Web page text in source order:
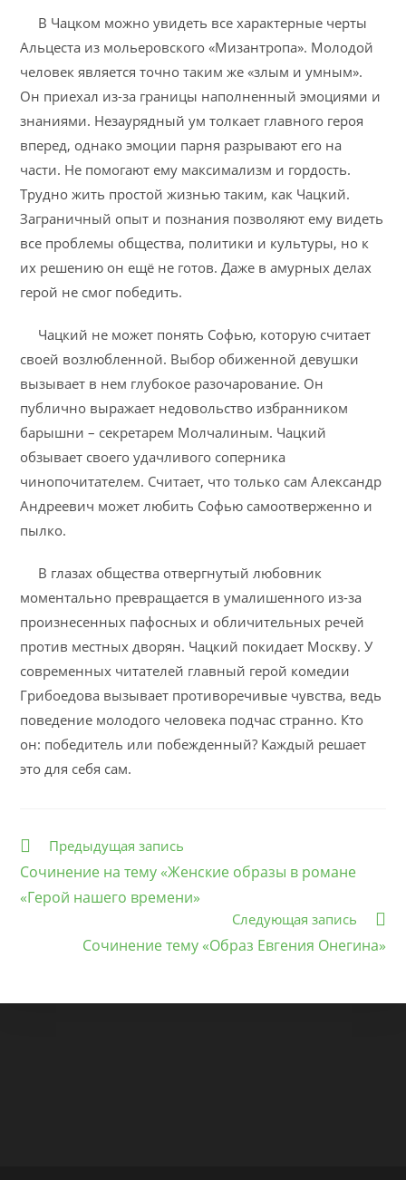
В Чацком можно увидеть все характерные черты
Альцеста из мольеровского «Мизантропа». Молодой
человек является точно таким же «злым и умным».
Он приехал из-за границы наполненный эмоциями и
знаниями. Незаурядный ум толкает главного героя
вперед, однако эмоции парня разрывают его на
части. Не помогают ему максимализм и гордость.
Трудно жить простой жизнью таким, как Чацкий.
Заграничный опыт и познания позволяют ему видеть
все проблемы общества, политики и культуры, но к
их решению он ещё не готов. Даже в амурных делах
герой не смог победить.
Чацкий не может понять Софью, которую считает
своей возлюбленной. Выбор обиженной девушки
вызывает в нем глубокое разочарование. Он
публично выражает недовольство избранником
барышни – секретарем Молчалиным. Чацкий
обзывает своего удачливого соперника
чинопочитателем. Считает, что только сам Александр
Андреевич может любить Софью самоотверженно и
пылко.
В глазах общества отвергнутый любовник
моментально превращается в умалишенного из-за
произнесенных пафосных и обличительных речей
против местных дворян. Чацкий покидает Москву. У
современных читателей главный герой комедии
Грибоедова вызывает противоречивые чувства, ведь
поведение молодого человека подчас странно. Кто
он: победитель или побежденный? Каждый решает
это для себя сам.
Еще
Предыдущая запись
Сочинение на тему «Женские образы в романе
«Герой нашего времени»
Следующая запись
Сочинение тему «Образ Евгения Онегина»